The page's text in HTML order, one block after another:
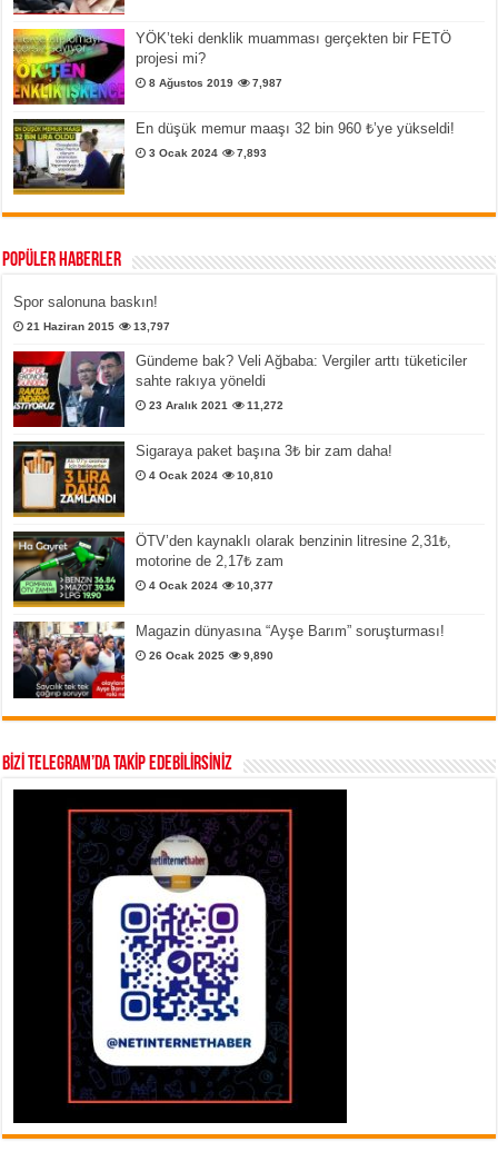
YÖK’teki denklik muamması gerçekten bir FETÖ
projesi mi?
8 Ağustos 2019 7,987
En düşük memur maaşı 32 bin 960 ₺’ye yükseldi!
3 Ocak 2024 7,893
Popüler Haberler
Spor salonuna baskın!
21 Haziran 2015 13,797
Gündeme bak? Veli Ağbaba: Vergiler arttı tüketiciler
sahte rakıya yöneldi
23 Aralık 2021 11,272
Sigaraya paket başına 3₺ bir zam daha!
4 Ocak 2024 10,810
ÖTV’den kaynaklı olarak benzinin litresine 2,31₺,
motorine de 2,17₺ zam
4 Ocak 2024 10,377
Magazin dünyasına “Ayşe Barım” soruşturması!
26 Ocak 2025 9,890
BİZİ TELEGRAM’DA TAKİP EDEBİLİRSİNİZ